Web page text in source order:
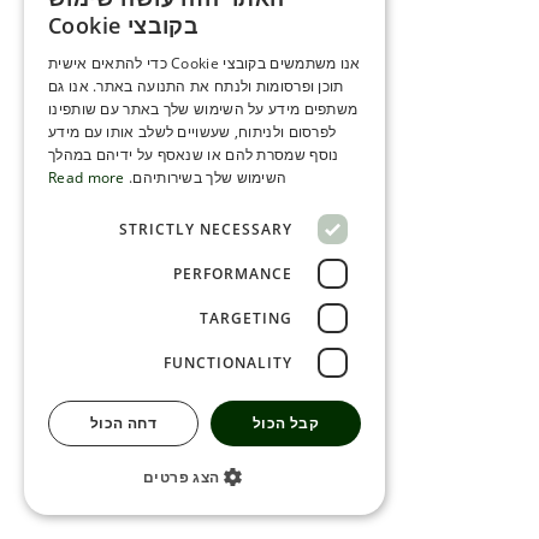
ENGLISH
SERBIA
HEBREW
RUSSIAN
SERBIAN-2
בקובצי Cookie
אנו משתמשים בקובצי Cookie כדי להתאים אישית
תוכן ופרסומות ולנתח את התנועה באתר. אנו גם
משתפים מידע על השימוש שלך באתר עם שותפינו
לפרסום ולניתוח, שעשויים לשלב אותו עם מידע
נוסף שמסרת להם או שנאסף על ידיהם במהלך
השימוש שלך בשירותיהם. Read more
STRICTLY NECESSARY
PERFORMANCE
TARGETING
FUNCTIONALITY
קבל הכול דחה הכול
הצג פרטים